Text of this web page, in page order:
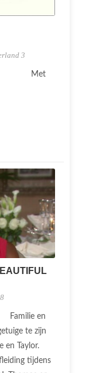
3
Met
Familie en
te zijn
en Taylor.
tijdens